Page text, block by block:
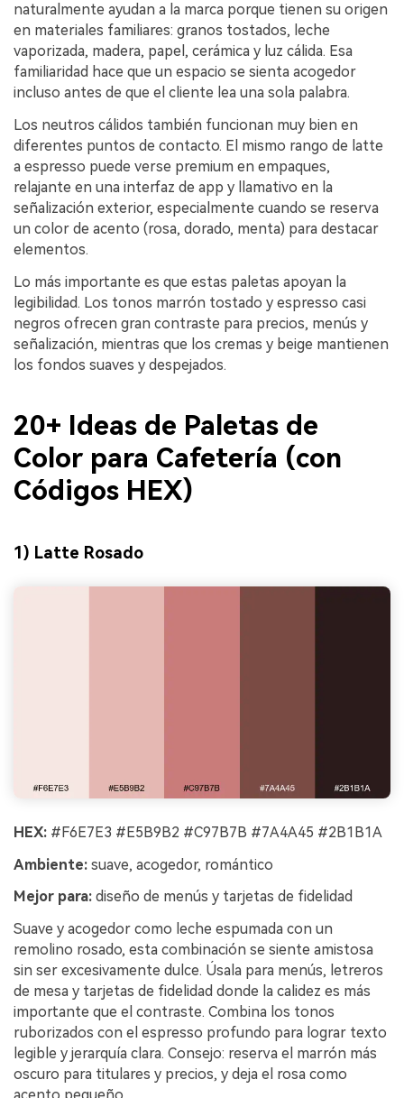
naturalmente ayudan a la marca porque tienen su origen
en materiales familiares: granos tostados, leche
vaporizada, madera, papel, cerámica y luz cálida. Esa
familiaridad hace que un espacio se sienta acogedor
incluso antes de que el cliente lea una sola palabra.
Los neutros cálidos también funcionan muy bien en
diferentes puntos de contacto. El mismo rango de latte
a espresso puede verse premium en empaques,
relajante en una interfaz de app y llamativo en la
señalización exterior, especialmente cuando se reserva
un color de acento (rosa, dorado, menta) para destacar
elementos.
Lo más importante es que estas paletas apoyan la
legibilidad. Los tonos marrón tostado y espresso casi
negros ofrecen gran contraste para precios, menús y
señalización, mientras que los cremas y beige mantienen
los fondos suaves y despejados.
20+ Ideas de Paletas de
Color para Cafetería (con
Códigos HEX)
1) Latte Rosado
HEX: #F6E7E3 #E5B9B2 #C97B7B #7A4A45 #2B1B1A
Ambiente: suave, acogedor, romántico
Mejor para: diseño de menús y tarjetas de fidelidad
Suave y acogedor como leche espumada con un
remolino rosado, esta combinación se siente amistosa
sin ser excesivamente dulce. Úsala para menús, letreros
de mesa y tarjetas de fidelidad donde la calidez es más
importante que el contraste. Combina los tonos
ruborizados con el espresso profundo para lograr texto
legible y jerarquía clara. Consejo: reserva el marrón más
oscuro para titulares y precios, y deja el rosa como